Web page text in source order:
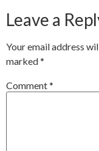
Leave a
Your email address
marked*
Comment*